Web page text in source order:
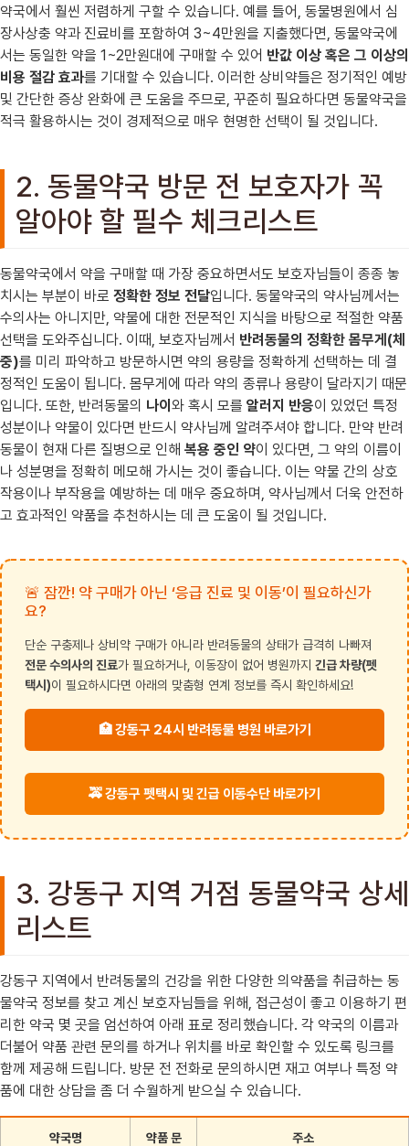
약국에서 훨씬 저렴하게 구할 수 있습니다. 예를 들어, 동물병원에서 심
장사상충 약과 진료비를 포함하여 3~4만원을 지출했다면, 동물약국에
서는 동일한 약을 1~2만원대에 구매할 수 있어 반값 이상 혹은 그 이상의
비용 절감 효과를 기대할 수 있습니다. 이러한 상비약들은 정기적인 예방
및 간단한 증상 완화에 큰 도움을 주므로, 꾸준히 필요하다면 동물약국을
적극 활용하시는 것이 경제적으로 매우 현명한 선택이 될 것입니다.
2. 동물약국 방문 전 보호자가 꼭
알아야 할 필수 체크리스트
동물약국에서 약을 구매할 때 가장 중요하면서도 보호자님들이 종종 놓
치시는 부분이 바로 정확한 정보 전달입니다. 동물약국의 약사님께서는
수의사는 아니지만, 약물에 대한 전문적인 지식을 바탕으로 적절한 약품
선택을 도와주십니다. 이때, 보호자님께서 반려동물의 정확한 몸무게(체
중)를 미리 파악하고 방문하시면 약의 용량을 정확하게 선택하는 데 결
정적인 도움이 됩니다. 몸무게에 따라 약의 종류나 용량이 달라지기 때문
입니다. 또한, 반려동물의 나이 와 혹시 모를 알러지 반응이 있었던 특정
성분이나 약물이 있다면 반드시 약사님께 알려주셔야 합니다. 만약 반려
동물이 현재 다른 질병으로 인해 복용 중인 약이 있다면, 그 약의 이름이
나 성분명을 정확히 메모해 가시는 것이 좋습니다. 이는 약물 간의 상호
작용이나 부작용을 예방하는 데 매우 중요하며, 약사님께서 더욱 안전하
고 효과적인 약품을 추천하시는 데 큰 도움이 될 것입니다.
🚨 잠깐! 약 구매가 아닌 ‘응급 진료 및 이동’이 필요하신가
요?
단순 구충제나 상비약 구매가 아니라 반려동물의 상태가 급격히 나빠져
전문 수의사의 진료가 필요하거나, 이동장이 없어 병원까지 긴급 차량(펫
택시)이 필요하시다면 아래의 맞춤형 연계 정보를 즉시 확인하세요!
🏥 강동구 24시 반려동물 병원 바로가기
🚕 강동구 펫택시 및 긴급 이동수단 바로가기
3. 강동구 지역 거점 동물약국 상세
리스트
강동구 지역에서 반려동물의 건강을 위한 다양한 의약품을 취급하는 동
물약국 정보를 찾고 계신 보호자님들을 위해, 접근성이 좋고 이용하기 편
리한 약국 몇 곳을 엄선하여 아래 표로 정리했습니다. 각 약국의 이름과
더불어 약품 관련 문의를 하거나 위치를 바로 확인할 수 있도록 링크를
함께 제공해 드립니다. 방문 전 전화로 문의하시면 재고 여부나 특정 약
품에 대한 상담을 좀 더 수월하게 받으실 수 있습니다.
약국명
약품 문
주소